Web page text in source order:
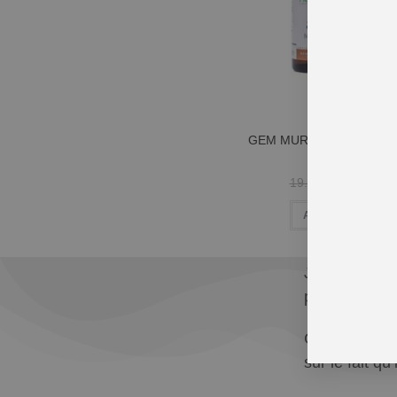
GEM MURIER BIO 50ML
19.99
Ajouter au
J’apporte le
pas à
Chaque
sur le fait